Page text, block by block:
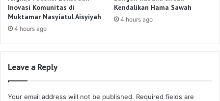
Inovasi Komunitas di
Muktamar Nasyiatul Aisyiyah
4 hours ago
Kendalikan Hama Sawah
4 hours ago
Leave a Reply
Your email address will not be published. Required fields are